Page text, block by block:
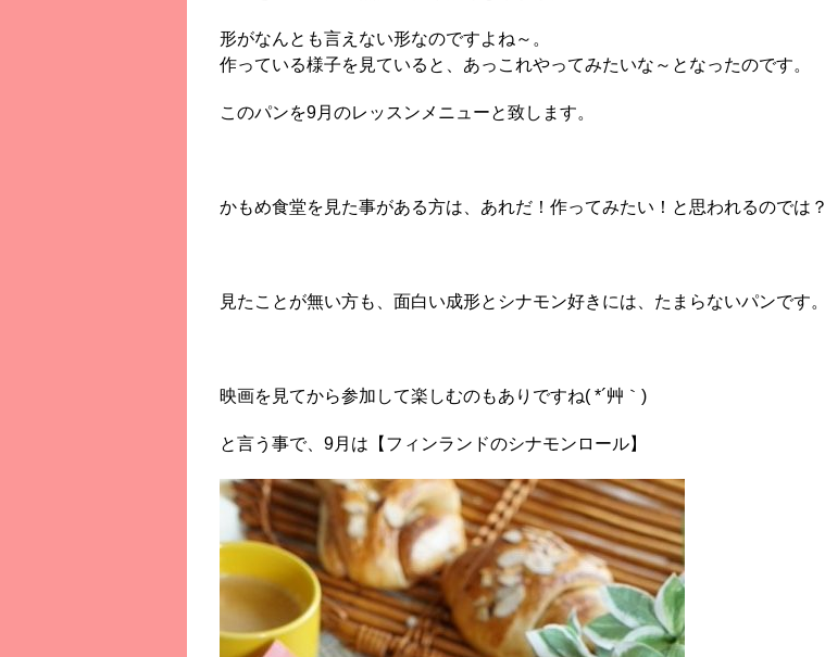
形がなんとも言えない形なのですよね～。
作っている様子を見ていると、あっこれやってみたいな～となったのです。
このパンを9月のレッスンメニューと致します。
かもめ食堂を見た事がある方は、あれだ！作ってみたい！と思われるのでは？
見たことが無い方も、面白い成形とシナモン好きには、たまらないパンです。
映画を見てから参加して楽しむのもありですね( *´艸｀)
と言う事で、9月は【フィンランドのシナモンロール】